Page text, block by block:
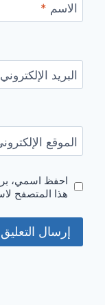
الاسم *
البريد الإلكتروني
الموقع
احفظ اسمي،
هذا المتصفح